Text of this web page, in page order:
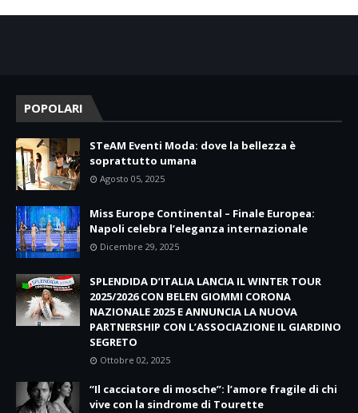
POPOLARI
STeAM Eventi Moda: dove la bellezza è
soprattutto umana
Agosto 05, 2025
Miss Europe Continental – Finale Europea:
Napoli celebra l’eleganza internazionale
Dicembre 29, 2025
SPLENDIDA D’ITALIA LANCIA IL WINTER TOUR
2025/2026 CON BELEN GIOMMI CORONA
NAZIONALE 2025 E ANNUNCIA LA NUOVA
PARTNERSHIP CON L’ASSOCIAZIONE IL GIARDINO
SEGRETO
Ottobre 02, 2025
“Il cacciatore di mosche”: l’amore fragile di chi
vive con la sindrome di Tourette